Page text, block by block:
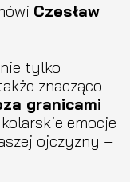
Czesław
tylko
znacząco
granicami
emocje
ojczyzny –